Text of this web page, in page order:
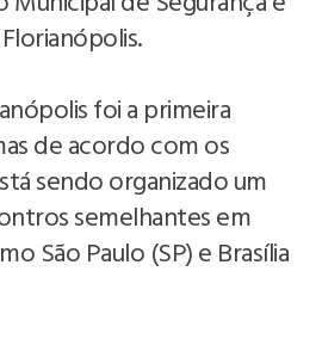
foi a primeira
de acordo com os
sendo organizado um
semelhantes em
São Paulo (SP) e Brasília